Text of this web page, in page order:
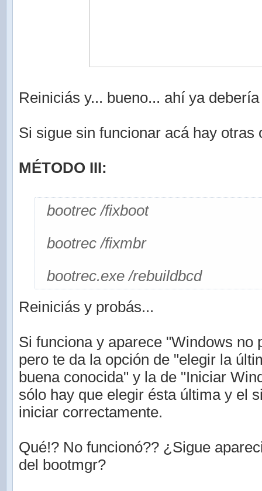
Reiniciás y... bueno... ahí ya
Si sigue sin funcionar acá hay otras
MÉTODO III:
bootrec /fixboot
bootrec /fixmbr
bootrec.exe /rebuildbcd
Reiniciás y probás...
Si funciona y aparece "Windows no
pero te da la opción de "elegir la
buena conocida" y la de "Iniciar
sólo hay que elegir ésta última y el
iniciar correctamente.
Qué!? No funcionó?? ¿Sigue
del bootmgr?